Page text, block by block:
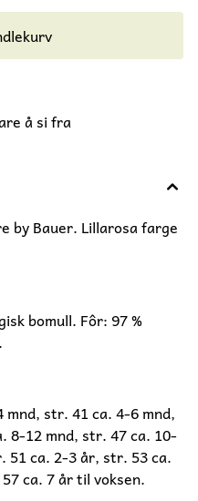
å si fra
by Bauer. Lillarosa farge
bomull. Fôr: 97 %
mnd, str. 41 ca. 4-6 mnd,
8-12 mnd, str. 47 ca. 10-
51 ca. 2-3 år, str. 53 ca.
ca. 7 år til voksen.